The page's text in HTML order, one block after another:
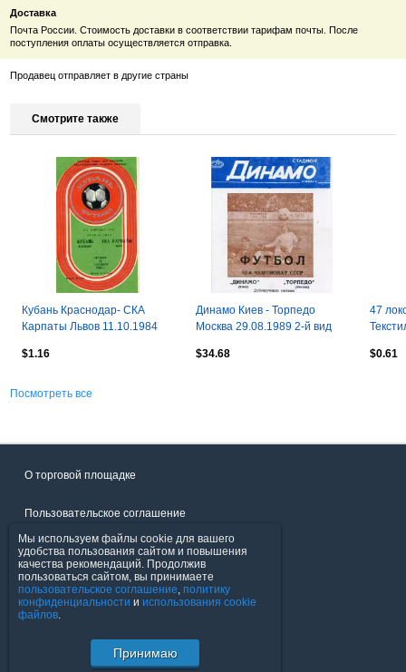
Доставка
Почта России. Стоимость доставки в соответствии тарифам почты. После
поступления оплаты осуществляется отправка.
Продавец отправляет в другие страны
Смотрите также
Кубань Краснодар- СКА
Карпаты Львов 11.10.1984
$1.16
Динамо Киев - Торпедо
Москва 29.08.1989 2-й вид
$34.68
47
$0.61
Посмотреть все
О торговой площадке
Пользовательское соглашение
Политика конфиденциальности
Продавцы
© FavoritMarket.com
Мы используем файлы cookie для вашего
удобства пользования сайтом и повышения
качества рекомендаций. Продолжив
пользоваться сайтом, вы принимаете
пользовательское соглашение, политику
конфиденциальности и использования cookie
файлов.
Принимаю